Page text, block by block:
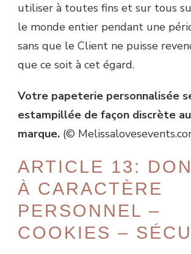
utiliser à toutes fins et sur tous
le monde entier pendant une
sans que le Client ne puisse
que ce soit à cet égard.
Votre papeterie personnalisée
estampillée de façon discrète
marque. (©
ARTICLE 13:
À CARACTÈRE
PERSONNEL –
COOKIES –